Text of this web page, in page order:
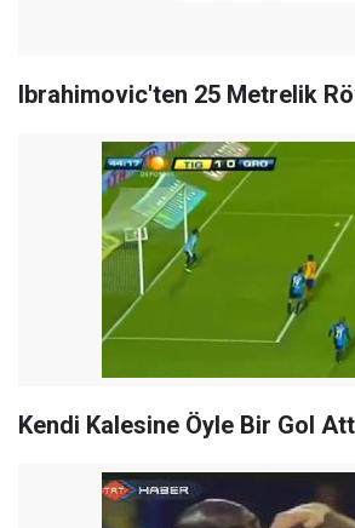
Ibrahimovic'ten 25 Metrelik
Kendi Kalesine Öyle Bir Gol